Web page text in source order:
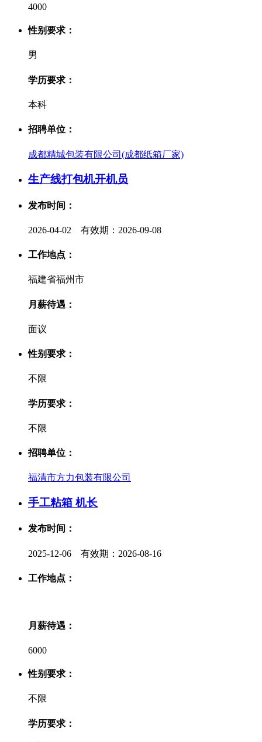
4000
性别要求：
男
学历要求：
本科
招聘单位：
成都精城包装有限公司(成都纸箱厂家)
生产线打包机开机员
发布时间：
2026-04-02 有效期：2026-09-08
工作地点：
福建省福州市
月薪待遇：
面议
性别要求：
不限
学历要求：
不限
招聘单位：
福清市方力包装有限公司
手工粘箱 机长
发布时间：
2025-12-06 有效期：2026-08-16
工作地点：
月薪待遇：
6000
性别要求：
不限
学历要求：